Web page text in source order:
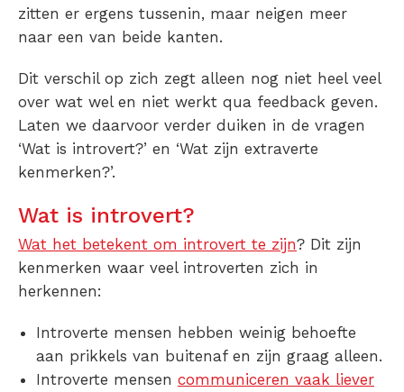
zitten er ergens tussenin, maar neigen meer
naar een van beide kanten.
Dit verschil op zich zegt alleen nog niet heel veel
over wat wel en niet werkt qua feedback geven.
Laten we daarvoor verder duiken in de vragen
‘Wat is introvert?’ en ‘Wat zijn extraverte
kenmerken?’.
Wat is introvert?
Wat het betekent om introvert te zijn? Dit zijn
kenmerken waar veel introverten zich in
herkennen:
Introverte mensen hebben weinig behoefte
aan prikkels van buitenaf en zijn graag alleen.
Introverte mensen communiceren vaak liever